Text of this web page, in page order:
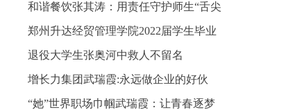
和谐餐饮张其涛：用责任守护师生“舌尖
郑州升达经贸管理学院2022届学生毕业
退役大学生张奥河中救人不留名
增长力集团武瑞霞:永远做企业的好伙
“她”世界职场巾帼武瑞霞：让青春逐梦